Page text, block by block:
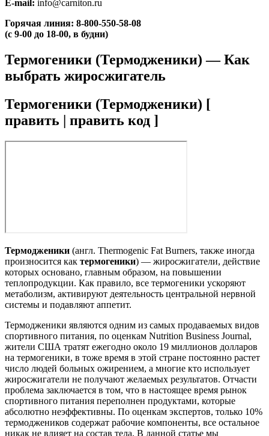
E-mail: info@carniton.ru
Горячая линия: 8-800-550-58-08
(с 9-00 до 18-00, в будни)
Термогеники (Термодженики) — Как
выбрать жиросжигатель
Термогеники (Термодженики) [
править | править код ]
Термодженики (англ. Thermogenic Fat Burners, также иногда
произносится как термогеники) — жиросжигатели, действие
которых основано, главным образом, на повышении
теплопродукции. Как правило, все термогеники ускоряют
метаболизм, активируют деятельность центральной нервной
системы и подавляют аппетит.
Термодженики являются одним из самых продаваемых видов
спортивного питания, по оценкам Nutrition Business Journal,
жители США тратят ежегодно около 19 миллионов долларов
на термогеники, в тоже время в этой стране постоянно растет
число людей больных ожирением, а многие кто использует
жиросжигатели не получают желаемых результатов. Отчасти
проблема заключается в том, что в настоящее время рынок
спортивного питания переполнен продуктами, которые
абсолютно неэффективны. По оценкам экспертов, только 10%
термоджеников содержат рабочие компоненты, все остальное
никак не влияет на состав тела. В данной статье мы